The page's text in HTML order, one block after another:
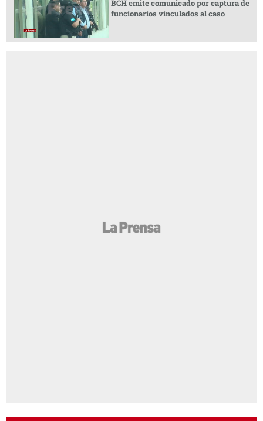
BCH emite comunicado por captura de
funcionarios vinculados al caso